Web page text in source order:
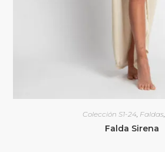
Colección S1-24, Faldas,
Falda Sirena